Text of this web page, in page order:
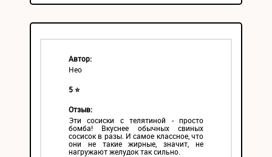
Автор:
Нео
5 ⭐
Отзыв:
Эти сосиски с телятиной - просто
бомба! Вкуснее обычных свиных
сосисок в разы. И самое классное, что
они не такие жирные, значит, не
нагружают желудок так сильно.